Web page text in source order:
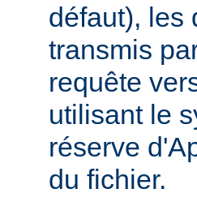
défaut), les
transmis
requête
utilisant le
réserve
du fichier.